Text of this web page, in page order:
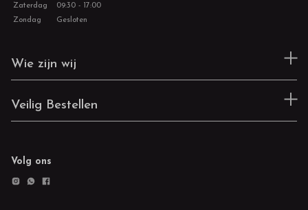
Zaterdag
09:30 - 17:00
Zondag
Gesloten
Wie zijn wij
Veilig Bestellen
Volg ons